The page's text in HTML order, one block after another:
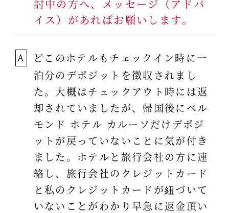
討中の方へ、メッセージ（アドバ
イス）があればお願いします。
A
どこのホテルもチェックイン時に一
泊分のデポジットを徴収されまし
た。大概はチェックアウト時には返
却されていましたが、帰国後にベル
モンド ホテル カルーソだけデポジ
ットが戻っていないことに気が付き
ました。ホテルと旅行会社の方に連
絡し、旅行会社のクレジットカード
と私のクレジットカードが紐づいて
いないことがわかり早急に返金頂い